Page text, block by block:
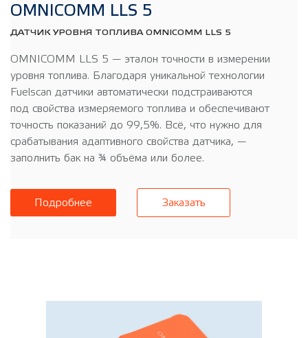
OMNICOMM LLS 5
ДАТЧИК УРОВНЯ ТОПЛИВА OMNICOMM LLS 5
OMNICOMM LLS 5 — эталон точности в измерении
уровня топлива. Благодаря уникальной технологии
Fuelscan датчики автоматически подстраиваются
под свойства измеряемого топлива и обеспечивают
точность показаний до 99,5%. Всё, что нужно для
срабатывания адаптивного свойства датчика, —
заполнить бак на ¾ объёма или более.
Подробнее Заказать